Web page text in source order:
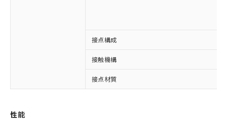
接点構成
接触機構
接点材質
性能
対応済み：EU RoHS指令（10物質）の
非含有に対応した製品が提供可能な商品で